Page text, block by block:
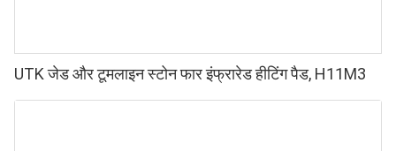
UTK जेड और टूमलाइन स्टोन फार इंफ्रारेड हीटिंग पैड, H11M3